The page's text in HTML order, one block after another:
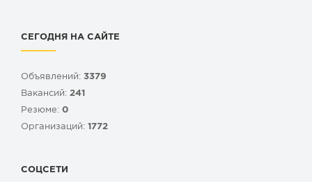
СЕГОДНЯ НА САЙТЕ
Объявлений: 3379
Вакансий: 241
Резюме: 0
Организаций: 1772
СОЦСЕТИ